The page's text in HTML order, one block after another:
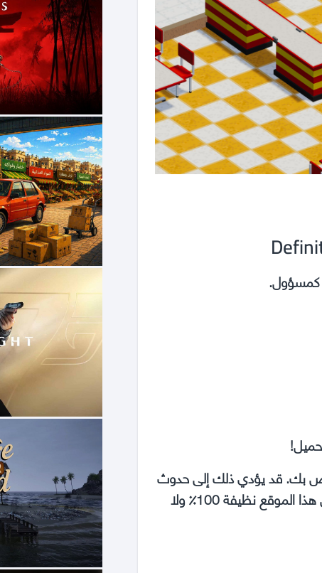
كمسؤول.
بك. قد يؤدي ذلك إلى حدوث
مشكلات في اللعبة التي تقوم بتثبيتها مثل الأعطال والأخطاء. جميع ملفات التنزيل على هذا الموقع نظيفة 100٪ ولا